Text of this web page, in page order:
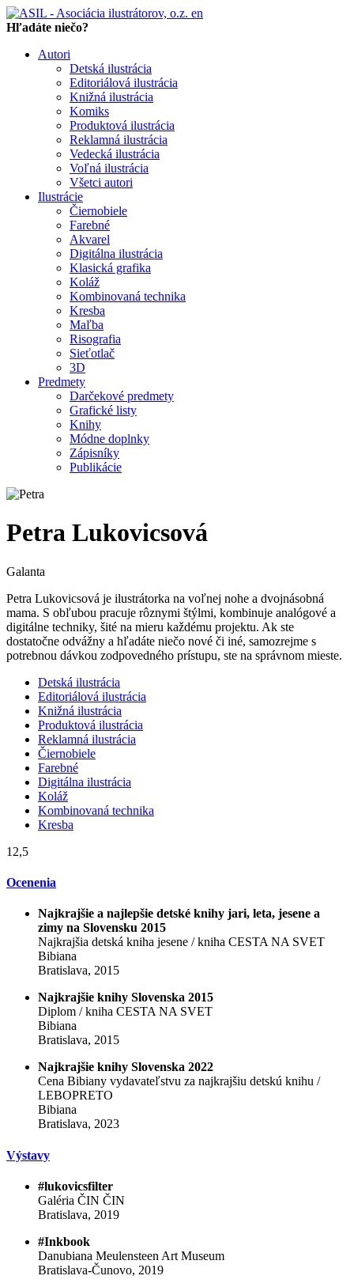
en
Hľadáte niečo?
Autori
Detská ilustrácia
Editoriálová ilustrácia
Knižná ilustrácia
Komiks
Produktová ilustrácia
Reklamná ilustrácia
Vedecká ilustrácia
Voľná ilustrácia
Všetci autori
Ilustrácie
Čiernobiele
Farebné
Akvarel
Digitálna ilustrácia
Klasická grafika
Koláž
Kombinovaná technika
Kresba
Maľba
Risografia
Sieťotlač
3D
Predmety
Darčekové predmety
Grafické listy
Knihy
Módne doplnky
Zápisníky
Publikácie
Petra Lukovicsová
Galanta
Petra Lukovicsová je ilustrátorka na voľnej nohe a dvojnásobná
mama. S obľubou pracuje rôznymi štýlmi, kombinuje analógové a
digitálne techniky, šité na mieru každému projektu. Ak ste
dostatočne odvážny a hľadáte niečo nové či iné, samozrejme s
potrebnou dávkou zodpovedného prístupu, ste na správnom mieste.
Detská ilustrácia
Editoriálová ilustrácia
Knižná ilustrácia
Produktová ilustrácia
Reklamná ilustrácia
Čiernobiele
Farebné
Digitálna ilustrácia
Koláž
Kombinovaná technika
Kresba
12,5
Ocenenia
Najkrajšie a najlepšie detské knihy jari, leta, jesene a
zimy na Slovensku 2015
Najkrajšia detská kniha jesene / kniha CESTA NA SVET
Bibiana
Bratislava, 2015
Najkrajšie knihy Slovenska 2015
Diplom / kniha CESTA NA SVET
Bibiana
Bratislava, 2015
Najkrajšie knihy Slovenska 2022
Cena Bibiany vydavateľstvu za najkrajšiu detskú knihu /
LEBOPRETO
Bibiana
Bratislava, 2023
Výstavy
#lukovicsfilter
Galéria ČIN ČIN
Bratislava, 2019
#Inkbook
Danubiana Meulensteen Art Museum
Bratislava-Čunovo, 2019